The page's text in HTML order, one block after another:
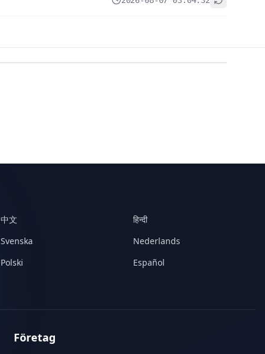
中文
हिन्दी
Svenska
Nederlands
Polski
Español
Företag